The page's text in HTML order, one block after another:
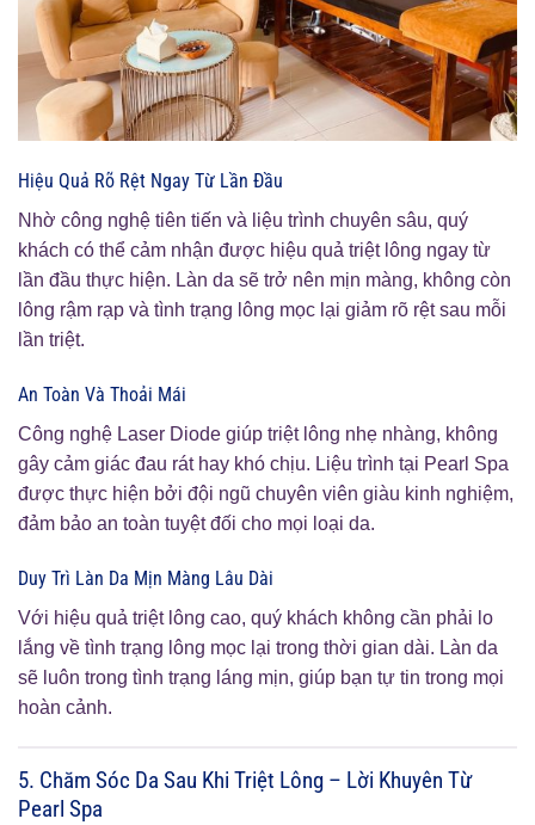
Hiệu Quả Rõ Rệt Ngay Từ Lần Đầu
Nhờ công nghệ tiên tiến và liệu trình chuyên sâu, quý
khách có thể cảm nhận được hiệu quả triệt lông ngay từ
lần đầu thực hiện. Làn da sẽ trở nên mịn màng, không còn
lông rậm rạp và tình trạng lông mọc lại giảm rõ rệt sau mỗi
lần triệt.
An Toàn Và Thoải Mái
Công nghệ Laser Diode giúp triệt lông nhẹ nhàng, không
gây cảm giác đau rát hay khó chịu. Liệu trình tại Pearl Spa
được thực hiện bởi đội ngũ chuyên viên giàu kinh nghiệm,
đảm bảo an toàn tuyệt đối cho mọi loại da.
Duy Trì Làn Da Mịn Màng Lâu Dài
Với hiệu quả triệt lông cao, quý khách không cần phải lo
lắng về tình trạng lông mọc lại trong thời gian dài. Làn da
sẽ luôn trong tình trạng láng mịn, giúp bạn tự tin trong mọi
hoàn cảnh.
5. Chăm Sóc Da Sau Khi Triệt Lông – Lời Khuyên Từ
Pearl Spa